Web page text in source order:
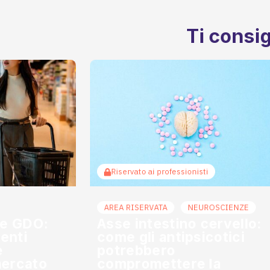
Ti
Riservato ai professionisti
AREA RISERVATA NEUROSCIENZE